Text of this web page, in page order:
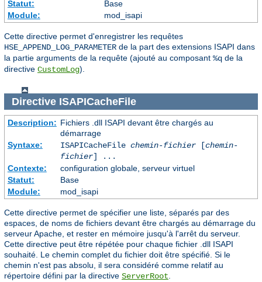
Statut:
Base
Module:
mod_isapi
Cette directive permet d'enregistrer les requêtes
HSE_APPEND_LOG_PARAMETER de la part des extensions ISAPI dans
la partie arguments de la requête (ajouté au composant %q de la
directive CustomLog).
Directive ISAPICacheFile
Description: Fichiers .dll ISAPI devant être chargés au
démarrage
Syntaxe:
ISAPICacheFile chemin-fichier[chemin-
fichier] ...
Contexte:
configuration globale, serveur virtuel
Statut:
Base
Module:
mod_isapi
Cette directive permet de spécifier une liste, séparés par des
espaces, de noms de fichiers devant être chargés au démarrage du
serveur Apache, et rester en mémoire jusqu'à l'arrêt du serveur.
Cette directive peut être répétée pour chaque fichier .dll ISAPI
souhaité. Le chemin complet du fichier doit être spécifié. Si le
chemin n'est pas absolu, il sera considéré comme relatif au
répertoire défini par la directive ServerRoot.